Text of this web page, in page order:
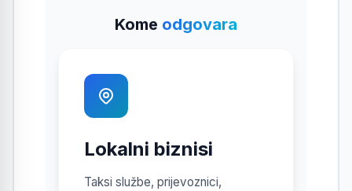
Kome odgovara
Lokalni biznisi
Taksi službe, prijevoznici,